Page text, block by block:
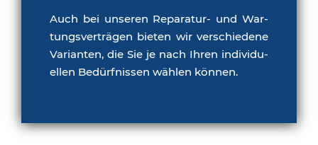
Auch bei unse­ren Repa­ra­tur- und War­
tungs­ver­trä­gen bie­ten wir ver­schie­de­ne
Vari­an­ten, die Sie je nach Ihren indi­vi­du­
el­len Bedürf­nis­sen wäh­len können.